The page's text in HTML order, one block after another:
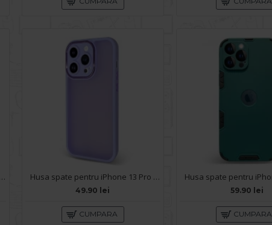
Husa spate pentru iPhone 13 Pro Max - Zip Case Rosu Husa spate pentru iPhone 13 Pro Max - Catwalk Case Mov
49.90 lei
CUMPARA
59.90 lei
CUMPARA